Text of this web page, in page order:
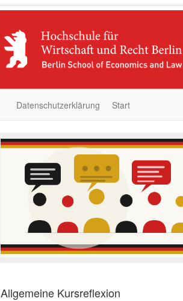
Datenschutzerklärung Start
Allgemeine Kursreflexion